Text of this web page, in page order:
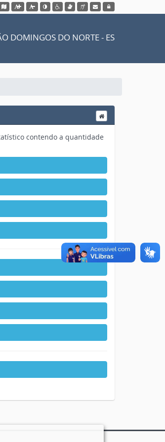
Acessar o mapa do site
Ação para aumentar tamanho da fonte
Ação para diminuir tamaho da fonte
Ação para aplicar auto contraste
Acessar página sobre acessibilidade do site
Acessar página sobre VLibras - Tradutor
Acessar página sobre NVDA - Leitor
Acessar webmail
Acessar sistema
DOMINGOS DO NORTE - ES
contendo a quantidade